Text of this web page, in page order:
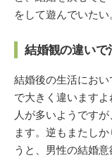
をして遊んでいた
結婚観の違いで
結婚後の生活にお
で大きく違います
人が多いようです
ます。逆もまたし
うと、男性の結婚意